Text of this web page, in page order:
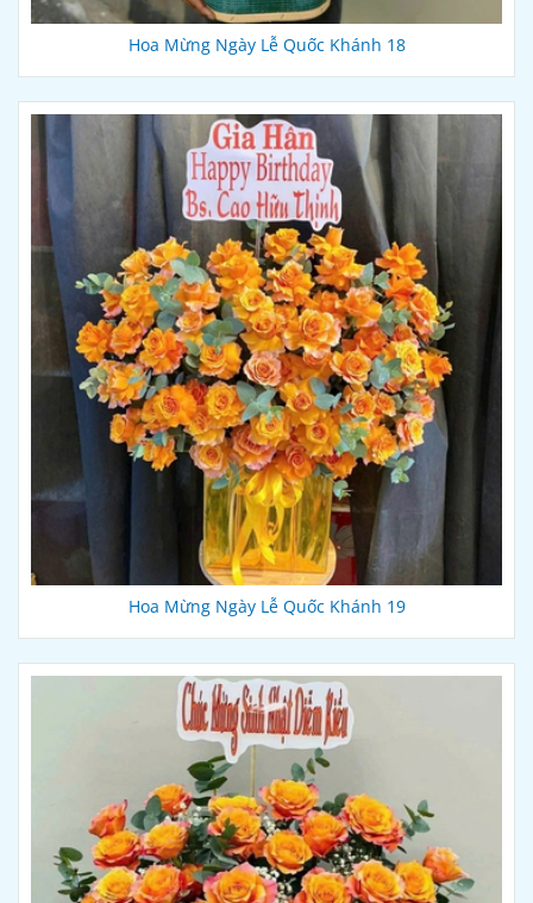
Hoa Mừng Ngày Lễ Quốc Khánh 18
Hoa Mừng Ngày Lễ Quốc Khánh 19